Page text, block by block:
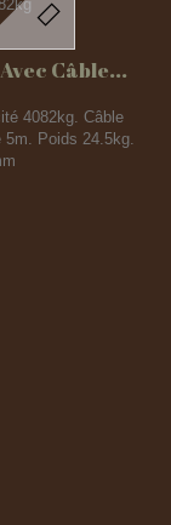
Câble...
4082kg. Câble
Poids 24.5kg.